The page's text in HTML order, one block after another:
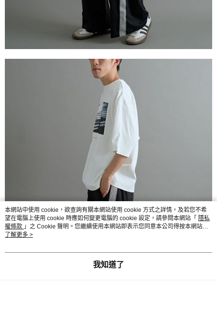
本網站中使用 cookie，欲查詢有關本網站使用 cookie 方式之詳情，及若您不希
望在電腦上使用 cookie 時應如何變更電腦的 cookie 設定，請參閱本網站「 隱私
權條款 」之 Cookie 聲明。您繼續使用本網站即表示您同意本公司得按本網站使
用條款之 Cookie 聲明使用 cookie。
了解更多 >
我知道了